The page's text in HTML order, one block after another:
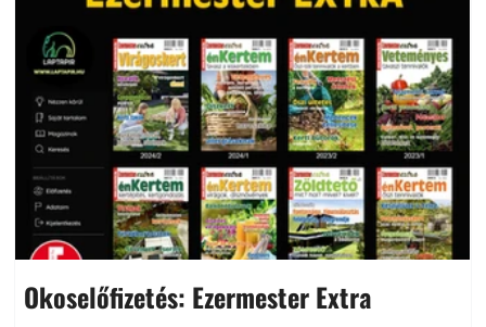
Okoselőfizetés: Ezermester Extra